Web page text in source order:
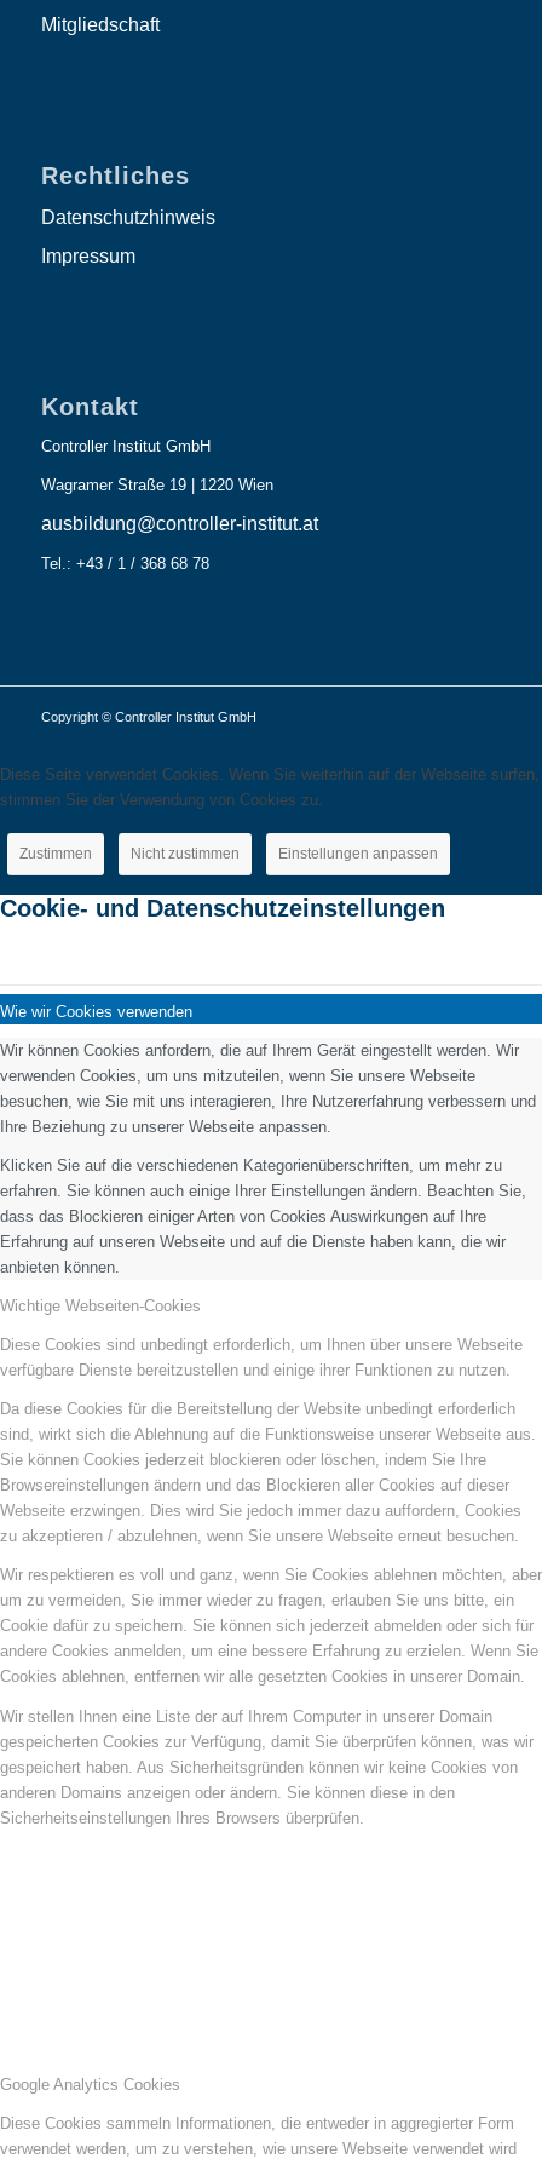
Mitgliedschaft
Rechtliches
Datenschutzhinweis
Impressum
Kontakt
Controller Institut GmbH
Wagramer Straße 19 | 1220 Wien
ausbildung@controller-institut.at
Tel.: +43 / 1 / 368 68 78
Copyright © Controller Institut GmbH
Diese Seite verwendet Cookies. Wenn Sie weiterhin auf der Webseite surfen,
stimmen Sie der Verwendung von Cookies zu.
Zustimmen Nicht zustimmen Einstellungen anpassen
Cookie- und Datenschutzeinstellungen
Wie wir Cookies verwenden
Wir können Cookies anfordern, die auf Ihrem Gerät eingestellt werden. Wir
verwenden Cookies, um uns mitzuteilen, wenn Sie unsere Webseite
besuchen, wie Sie mit uns interagieren, Ihre Nutzererfahrung verbessern und
Ihre Beziehung zu unserer Webseite anpassen.
Klicken Sie auf die verschiedenen Kategorienüberschriften, um mehr zu
erfahren. Sie können auch einige Ihrer Einstellungen ändern. Beachten Sie,
dass das Blockieren einiger Arten von Cookies Auswirkungen auf Ihre
Erfahrung auf unseren Webseite und auf die Dienste haben kann, die wir
anbieten können.
Wichtige Webseiten-Cookies
Diese Cookies sind unbedingt erforderlich, um Ihnen über unsere Webseite
verfügbare Dienste bereitzustellen und einige ihrer Funktionen zu nutzen.
Da diese Cookies für die Bereitstellung der Website unbedingt erforderlich
sind, wirkt sich die Ablehnung auf die Funktionsweise unserer Webseite aus.
Sie können Cookies jederzeit blockieren oder löschen, indem Sie Ihre
Browsereinstellungen ändern und das Blockieren aller Cookies auf dieser
Webseite erzwingen. Dies wird Sie jedoch immer dazu auffordern, Cookies
zu akzeptieren / abzulehnen, wenn Sie unsere Webseite erneut besuchen.
Wir respektieren es voll und ganz, wenn Sie Cookies ablehnen möchten, aber
um zu vermeiden, Sie immer wieder zu fragen, erlauben Sie uns bitte, ein
Cookie dafür zu speichern. Sie können sich jederzeit abmelden oder sich für
andere Cookies anmelden, um eine bessere Erfahrung zu erzielen. Wenn Sie
Cookies ablehnen, entfernen wir alle gesetzten Cookies in unserer Domain.
Wir stellen Ihnen eine Liste der auf Ihrem Computer in unserer Domain
gespeicherten Cookies zur Verfügung, damit Sie überprüfen können, was wir
gespeichert haben. Aus Sicherheitsgründen können wir keine Cookies von
anderen Domains anzeigen oder ändern. Sie können diese in den
Sicherheitseinstellungen Ihres Browsers überprüfen.
Google Analytics Cookies
Diese Cookies sammeln Informationen, die entweder in aggregierter Form
verwendet werden, um zu verstehen, wie unsere Webseite verwendet wird